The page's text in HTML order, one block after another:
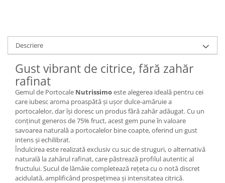
Descriere
Gust vibrant de citrice, fără zahăr
rafinat
Gemul de Portocale Nutrissimoeste alegerea ideală pentru cei
care iubesc aroma proaspătă și ușor dulce-amăruie a
portocalelor, dar își doresc un produs fără zahăr adăugat. Cu un
conținut generos de 75% fruct, acest gem pune în valoare
savoarea naturală a portocalelor bine coapte, oferind un gust
intens și echilibrat.
Îndulcirea este realizată exclusiv cu suc de struguri, o alternativă
naturală la zahărul rafinat, care păstrează profilul autentic al
fructului. Sucul de lămâie completează rețeta cu o notă discret
acidulată, amplificând prospețimea și intensitatea citrică.